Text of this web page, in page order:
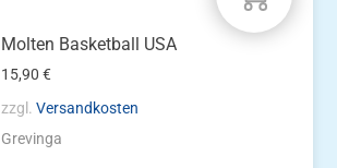
Molten Basketball USA
15,90€
zzgl.Versandkosten
Grevinga